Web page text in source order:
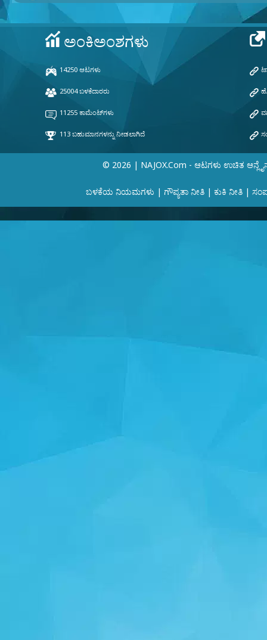
© 2026 | NAJOX.com - ಆಟಗಳು ಉಚಿತ
ಬಳಕೆಯ ನಿಯಮಗಳು | ಗೌಪ್ಯತಾ ನೀತಿ| ಕುಕಿ ನೀತಿ|